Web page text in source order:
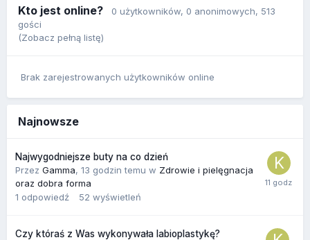
Kto jest online? 0 użytkowników, 0 anonimowych, 513
gości
(Zobacz pełną listę)
Brak zarejestrowanych użytkowników online
Najnowsze
Najwygodniejsze buty na co dzień
Przez Gamma, 13 godzin temu w Zdrowie i pielęgnacja
oraz dobra forma
1 odpowiedź 52 wyświetleń
Czy któraś z Was wykonywała labioplastykę?